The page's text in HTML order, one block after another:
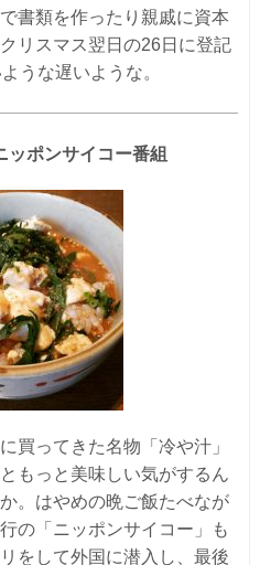
書類を作ったり親戚に資本
リスマス翌日の26日に登記
うな遅いような。
ポンサイコー番組
買ってきた名物「冷や汁」
もっと美味しい気がするん
。はやめの晩ご飯たべなが
の「ニッポンサイコー」も
をして外国に潜入し、最後